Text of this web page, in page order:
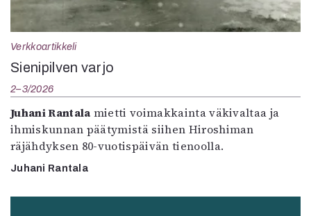
Verkkoartikkeli
Sienipilven varjo
2–3/2026
Juhani Rantala mietti voimakkainta väkivaltaa ja
ihmiskunnan päätymistä siihen Hiroshiman
räjähdyksen 80-vuotispäivän tienoolla.
Juhani Rantala